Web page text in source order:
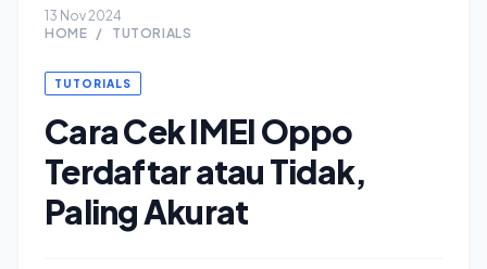
13 Nov 2024
HOME / TUTORIALS
TUTORIALS
Cara Cek IMEI Oppo
Terdaftar atau Tidak,
Paling Akurat